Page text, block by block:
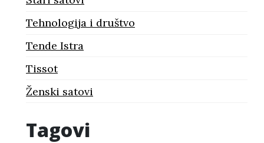
Tehnologija i društvo
Tende Istra
Tissot
Ženski satovi
Tagovi